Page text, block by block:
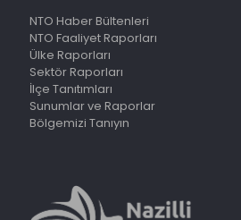
NTO Haber Bültenleri
NTO Faaliyet Raporları
Ülke Raporları
Sektör Raporları
İlçe Tanıtımları
Sunumlar ve Raporlar
Bölgemizi Tanıyın